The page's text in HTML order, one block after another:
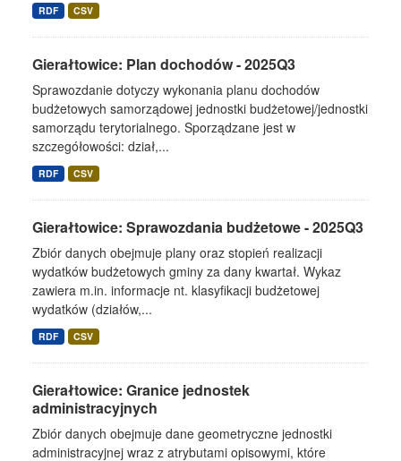
RDF CSV
Gierałtowice: Plan dochodów - 2025Q3
Sprawozdanie dotyczy wykonania planu dochodów
budżetowych samorządowej jednostki budżetowej/jednostki
samorządu terytorialnego. Sporządzane jest w
szczegółowości: dział,...
RDF CSV
Gierałtowice: Sprawozdania budżetowe - 2025Q3
Zbiór danych obejmuje plany oraz stopień realizacji
wydatków budżetowych gminy za dany kwartał. Wykaz
zawiera m.in. informacje nt. klasyfikacji budżetowej
wydatków (działów,...
RDF CSV
Gierałtowice: Granice jednostek
administracyjnych
Zbiór danych obejmuje dane geometryczne jednostki
administracyjnej wraz z atrybutami opisowymi, które